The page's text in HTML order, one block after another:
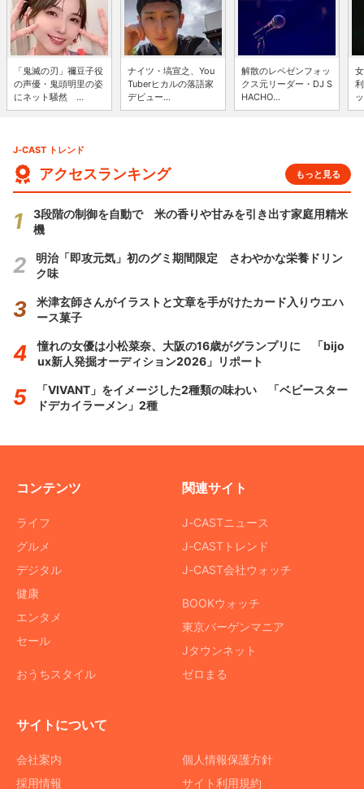
「鬼滅の刃」禰豆子役
の声優・鬼頭明里の姿
にネット騒然 ...
ナイツ・塙宣之、You
Tuberヒカルの落語家
デビュー...
解散のレペゼンフォッ
クス元リーダー・DJ S
HACHO...
J-CAST トレンド
アクセスランキング もっと見る
3段階の制御を自動で 米の香りや甘みを引き出す家庭用精米
機
明治「即攻元気」初のグミ期間限定 さわやかな栄養ドリン
ク味
米津玄師さんがイラストと文章を手がけたカード入りウエハ
ース菓子
憧れの女優は小松菜奈、大阪の16歳がグランプリに 「bijo
ux新人発掘オーディション2026」リポート
「VIVANT」をイメージした2種類の味わい 「ベビースター
ドデカイラーメン」2種
コンテンツ
ライフ
グルメ
デジタル
健康
エンタメ
セール
おうちスタイル
関連サイト
J-CASTニュース
J-CASTトレンド
J-CAST会社ウォッチ
BOOKウォッチ
東京バーゲンマニア
Jタウンネット
ゼロまる
サイトについて
会社案内
採用情報
個人情報保護方針
サイト利用規約